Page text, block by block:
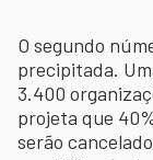
O segundo
precipitada.
3.400
projeta que
serão